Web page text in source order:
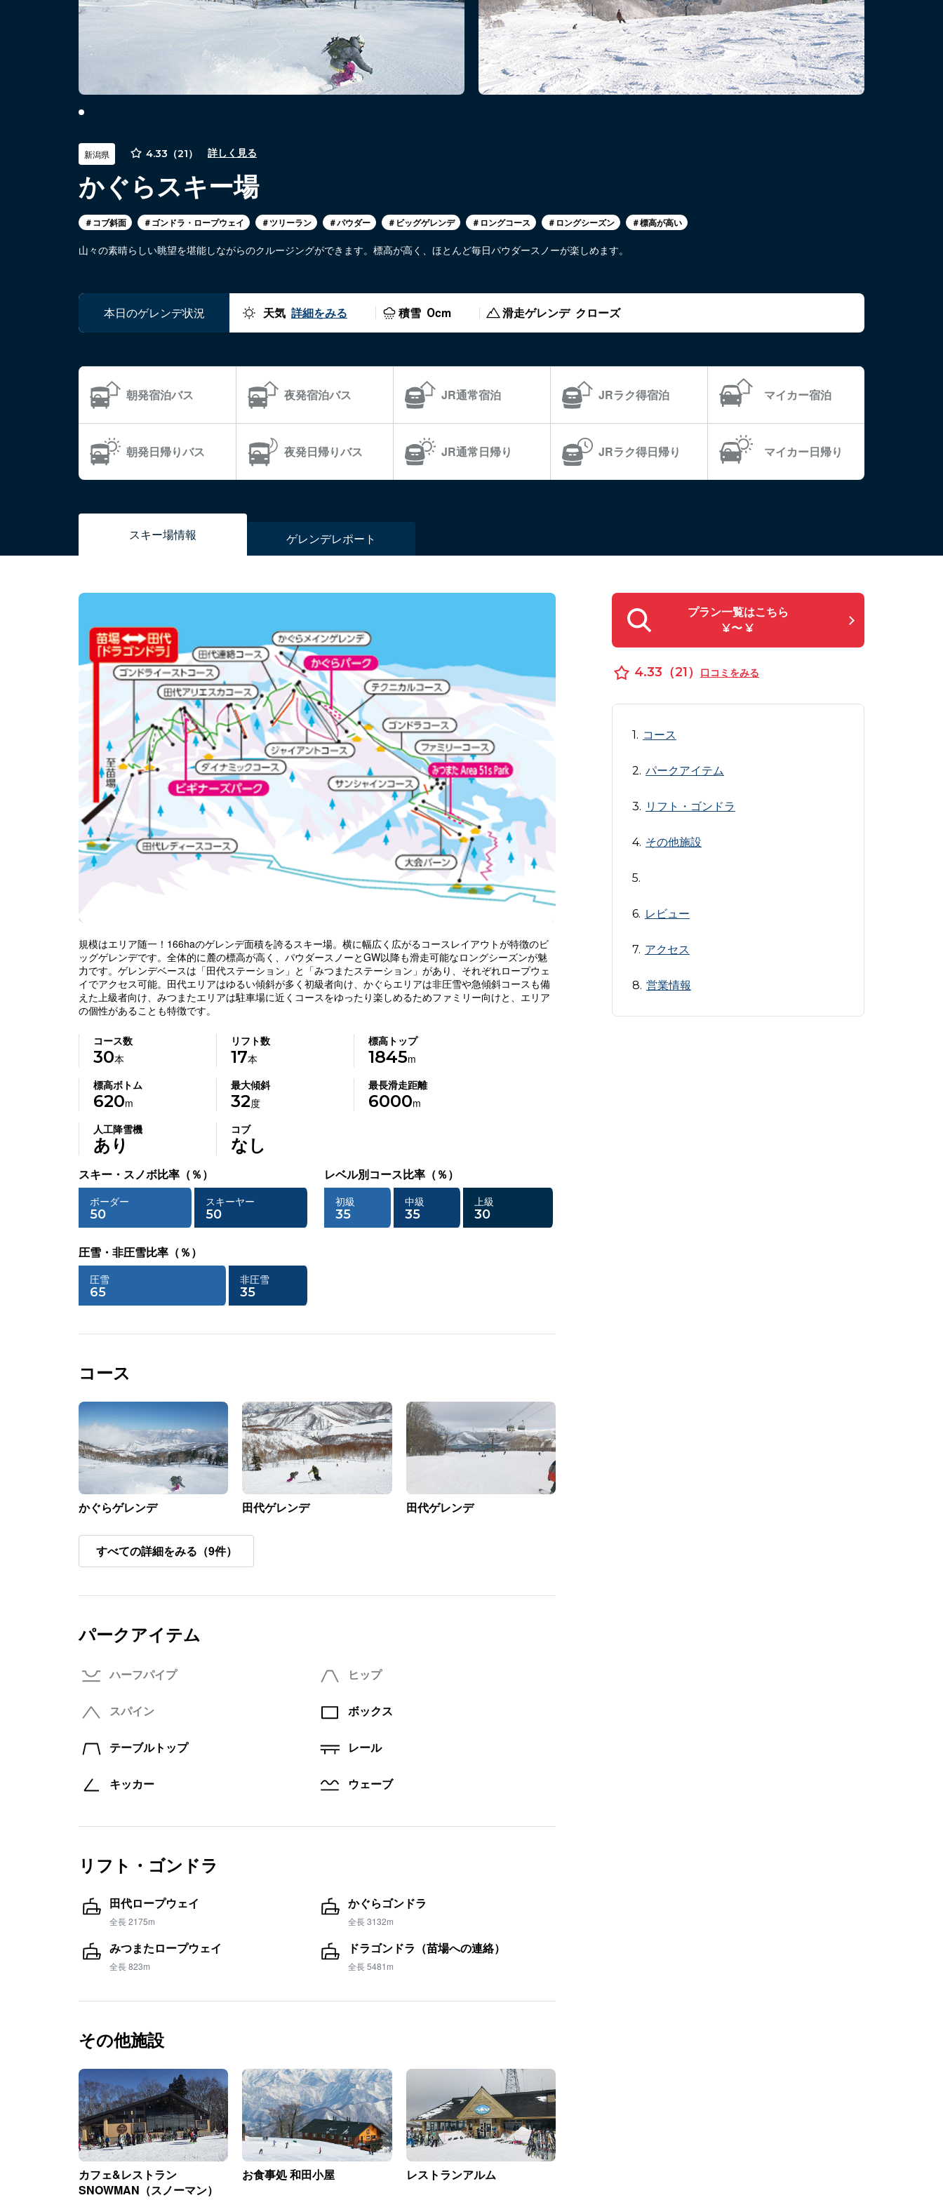
新潟県 4.33（21） 詳しく見る
かぐらスキー場
＃コブ斜面 ＃ゴンドラ・ロープウェイ ＃ツリーラン ＃パウダー ＃ビッグゲレンデ ＃ロングコース ＃ロングシーズン ＃標高が高い
山々の素晴らしい眺望を堪能しながらのクルージングができます。標高が高く、ほとんど毎日パウダースノーが楽しめます。
本日のゲレンデ状況 天気 詳細をみる 積雪 0cm 滑走ゲレンデ クローズ
朝発宿泊バス 夜発宿泊バス JR通常宿泊 JRラク得宿泊 マイカー宿泊
朝発日帰りバス 夜発日帰りバス JR通常日帰り JRラク得日帰り マイカー日帰り
スキー場情報 ゲレンデレポート
規模はエリア随一！166haのゲレンデ面積を誇るスキー場。横に幅広く広がるコースレイアウトが特徴のビ
ッグゲレンデです。全体的に麓の標高が高く、パウダースノーとGW以降も滑走可能なロングシーズンが魅
力です。ゲレンデベースは「田代ステーション」と「みつまたステーション」があり、それぞれロープウェ
イでアクセス可能。田代エリアはゆるい傾斜が多く初級者向け、かぐらエリアは非圧雪や急傾斜コースも備
えた上級者向け、みつまたエリアは駐車場に近くコースをゆったり楽しめるためファミリー向けと、エリア
の個性があることも特徴です。
コース数
30本
リフト数
17本
標高トップ
1845m
標高ボトム
620m
最大傾斜
32度
最長滑走距離
6000m
人工降雪機
あり
コブ
なし
スキー・スノボ比率（％）
ボーダー
50
スキーヤー
50
レベル別コース比率（％）
初級
35
中級
35
上級
30
圧雪・非圧雪比率（％）
圧雪
65
非圧雪
35
コース
かぐらゲレンデ 田代ゲレンデ 田代ゲレンデ
すべての詳細をみる（9件）
パークアイテム
ハーフパイプ ヒップ
スパイン ボックス
テーブルトップ レール
キッカー ウェーブ
リフト・ゴンドラ
田代ロープウェイ
全長 2175m
かぐらゴンドラ
全長 3132m
みつまたロープウェイ
全長 823m
ドラゴンドラ（苗場への連絡）
全長 5481m
その他施設
カフェ&レストラン
SNOWMAN（スノーマン）
お食事処 和田小屋 レストランアルム
プラン一覧はこちら
¥〜 ¥
4.33（21） 口コミをみる
コース
パークアイテム
リフト・ゴンドラ
その他施設
レビュー
アクセス
営業情報